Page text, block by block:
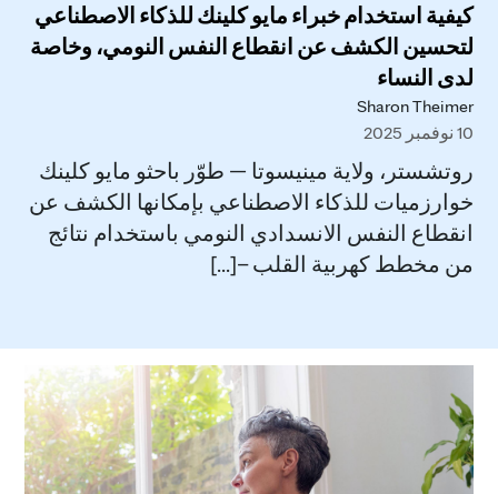
كيفية استخدام خبراء مايو كلينك للذكاء الاصطناعي
لتحسين الكشف عن انقطاع النفس النومي، وخاصة
لدى النساء
Sharon Theimer
10 نوفمبر 2025
روتشستر، ولاية مينيسوتا — طوّر باحثو مايو كلينك
خوارزميات للذكاء الاصطناعي بإمكانها الكشف عن
انقطاع النفس الانسدادي النومي باستخدام نتائج
من مخطط كهربية القلب –[...]